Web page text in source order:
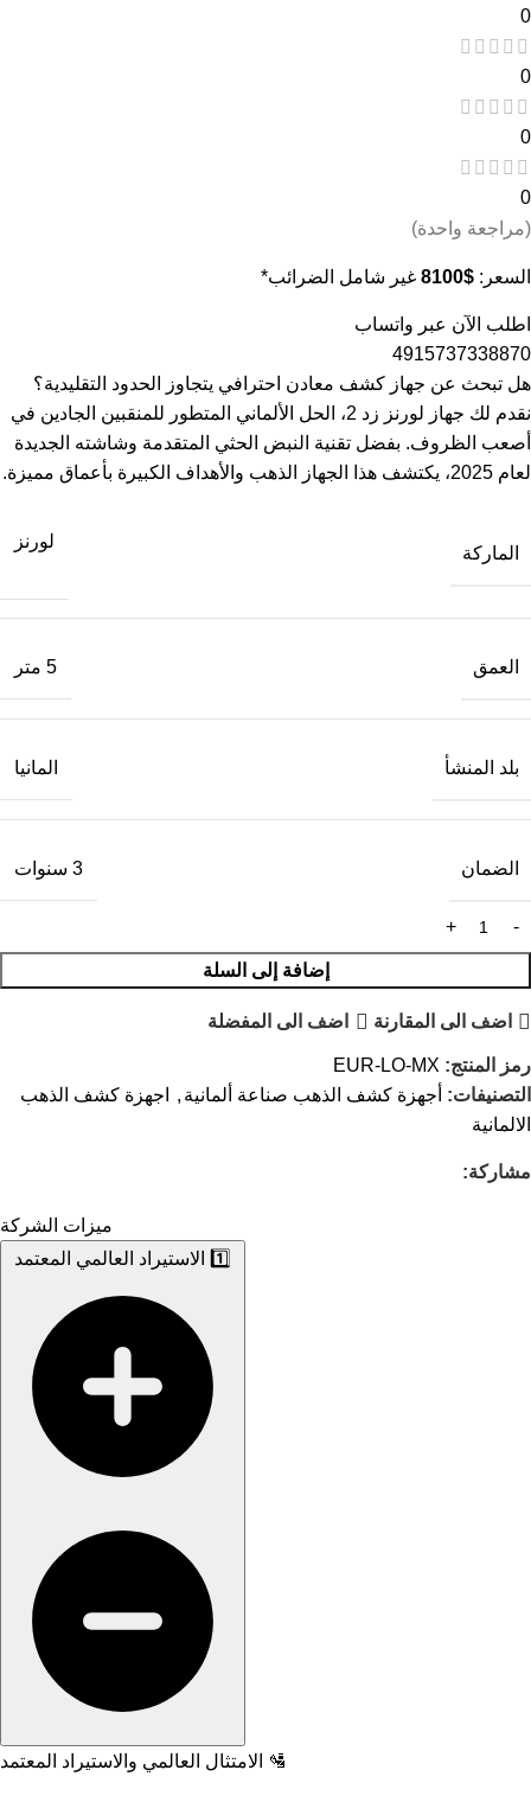
0
0
0
0
(مراجعة واحدة)
السعر: 8100$ غير شامل الضرائب*
اطلب الآن عبر واتساب
4915737338870
هل تبحث عن جهاز كشف معادن احترافي يتجاوز الحدود التقليدية؟
نقدم لك جهاز لورنز زد 2، الحل الألماني المتطور للمنقبين الجادين في
أصعب الظروف. بفضل تقنية النبض الحثي المتقدمة وشاشته الجديدة
لعام 2025، يكتشف هذا الجهاز الذهب والأهداف الكبيرة بأعماق مميزة.
الماركة
لورنز
العمق 5 متر
بلد المنشأ المانيا
الضمان 3 سنوات
إضافة إلى السلة
اضف الى المقارنة اضف الى المفضلة
رمز المنتج: EUR-LO-MX
التصنيفات: أجهزة كشف الذهب صناعة ألمانية ,
اجهزة كشف الذهب
الالمانية
مشاركة:
ميزات الشركة
1️⃣ الاستيراد العالمي المعتمد
🛂 الامتثال العالمي والاستيراد المعتمد